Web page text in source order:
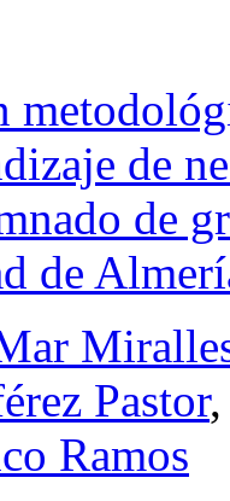
de
de
de
Pastor
Ramos